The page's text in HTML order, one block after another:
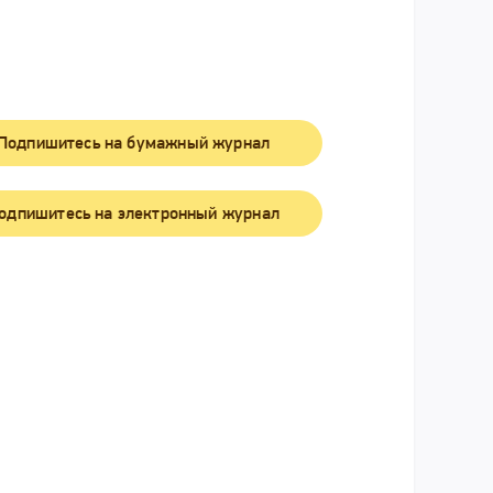
на бумажный журнал
на электронный журнал